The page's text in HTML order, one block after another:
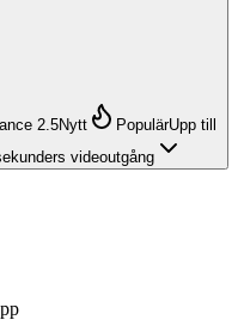
2.5Nytt PopulärUpp till
videoutgång